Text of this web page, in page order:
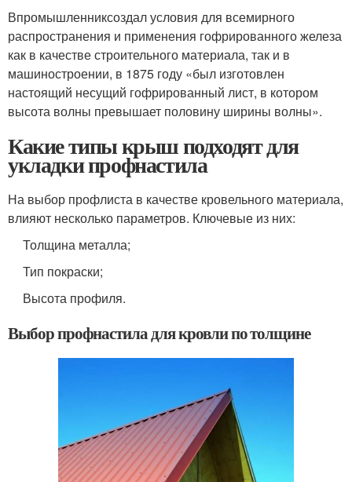
Впромышленниксоздал условия для всемирного
распространения и применения гофрированного железа
как в качестве строительного материала, так и в
машиностроении, в 1875 году «был изготовлен
настоящий несущий гофрированный лист, в котором
высота волны превышает половину ширины волны».
Какие типы крыш подходят для
укладки профнастила
На выбор профлиста в качестве кровельного материала,
влияют несколько параметров. Ключевые из них:
Толщина металла;
Тип покраски;
Высота профиля.
Выбор профнастила для кровли по толщине